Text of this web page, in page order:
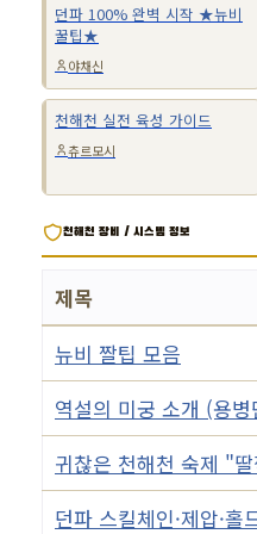
던파 100% 완벽 시작 ★뉴비
꿀팁★
야채신
천해천 실전 육성 가이드
츄르모시
천해천 장비 / 시스템 정보
제목
뉴비 짤팁 모음
역설의 미궁 소개 (용
귀찮은 천해천 숙제 "
던파 스킬체인·제압·